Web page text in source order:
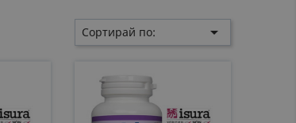
Сортирай по: 